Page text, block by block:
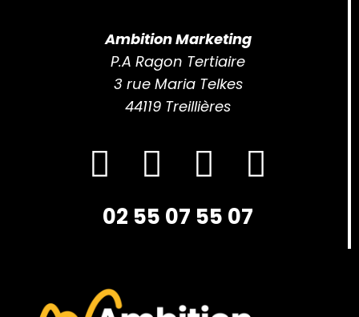
Ambition Marketing
P.A Ragon Tertiaire
3 rue Maria Telkes
44119 Treillières
02 55 07 55 07